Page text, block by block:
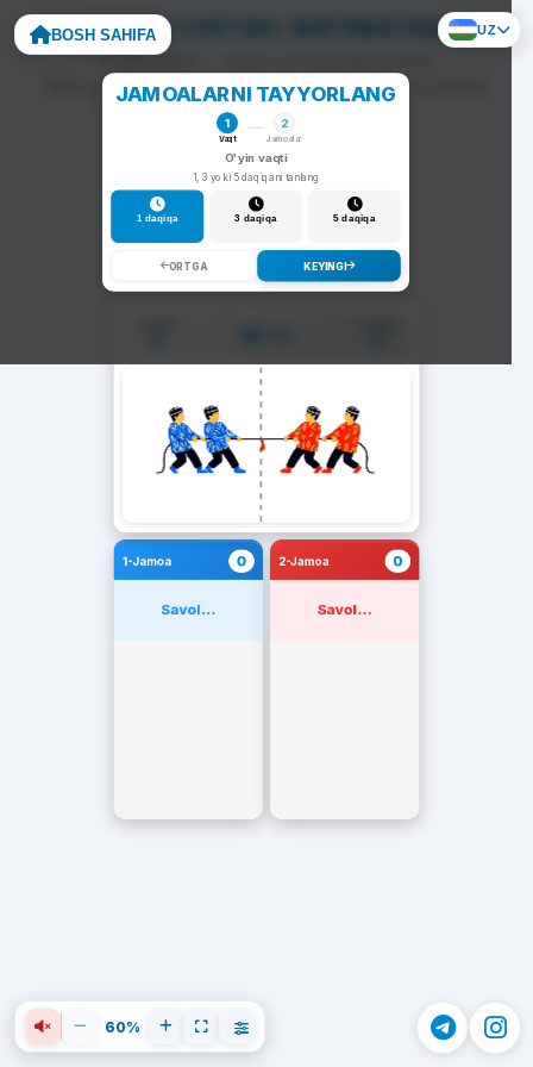
BOSH SAHIFA UZ
ARQON TORTISH: MATEMATIKA
To'g'ri javob — arqon siz tomonga tortiladi.
Noto'g'ri javob — arqon raqib tomonga siljiydi va darhol
yangi savol chiqadi.
JAMOALARNI TAYYORLANG
1
Vaqt
2
Jamoalar
O'yin vaqti
1, 3 yoki 5 daqiqani tanlang
1 daqiqa 3 daqiqa 5 daqiqa
ORTGA KEYINGI
1-Jamoa 0
Savol...
2-Jamoa 0
Savol...
60%